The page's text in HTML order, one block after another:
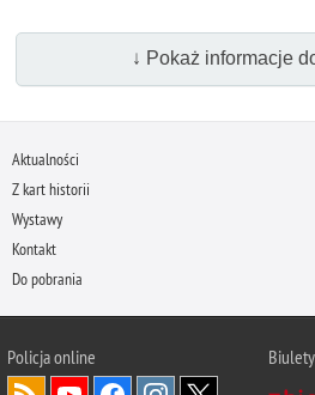
↓ Pokaż informacje
Aktualności
Z kart historii
Wystawy
Kontakt
Do pobrania
Policjaonline